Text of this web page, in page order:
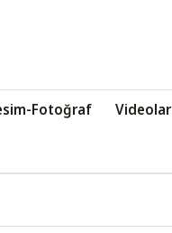
Fotoğraf Videolar